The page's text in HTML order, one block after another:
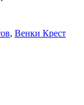
, Венки Крест